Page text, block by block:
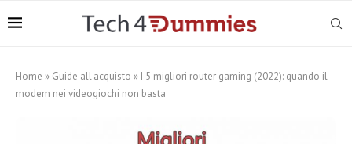
Home » Guide all'acquisto » I 5 migliori router gaming (2022): quando il
modem nei videogiochi non basta